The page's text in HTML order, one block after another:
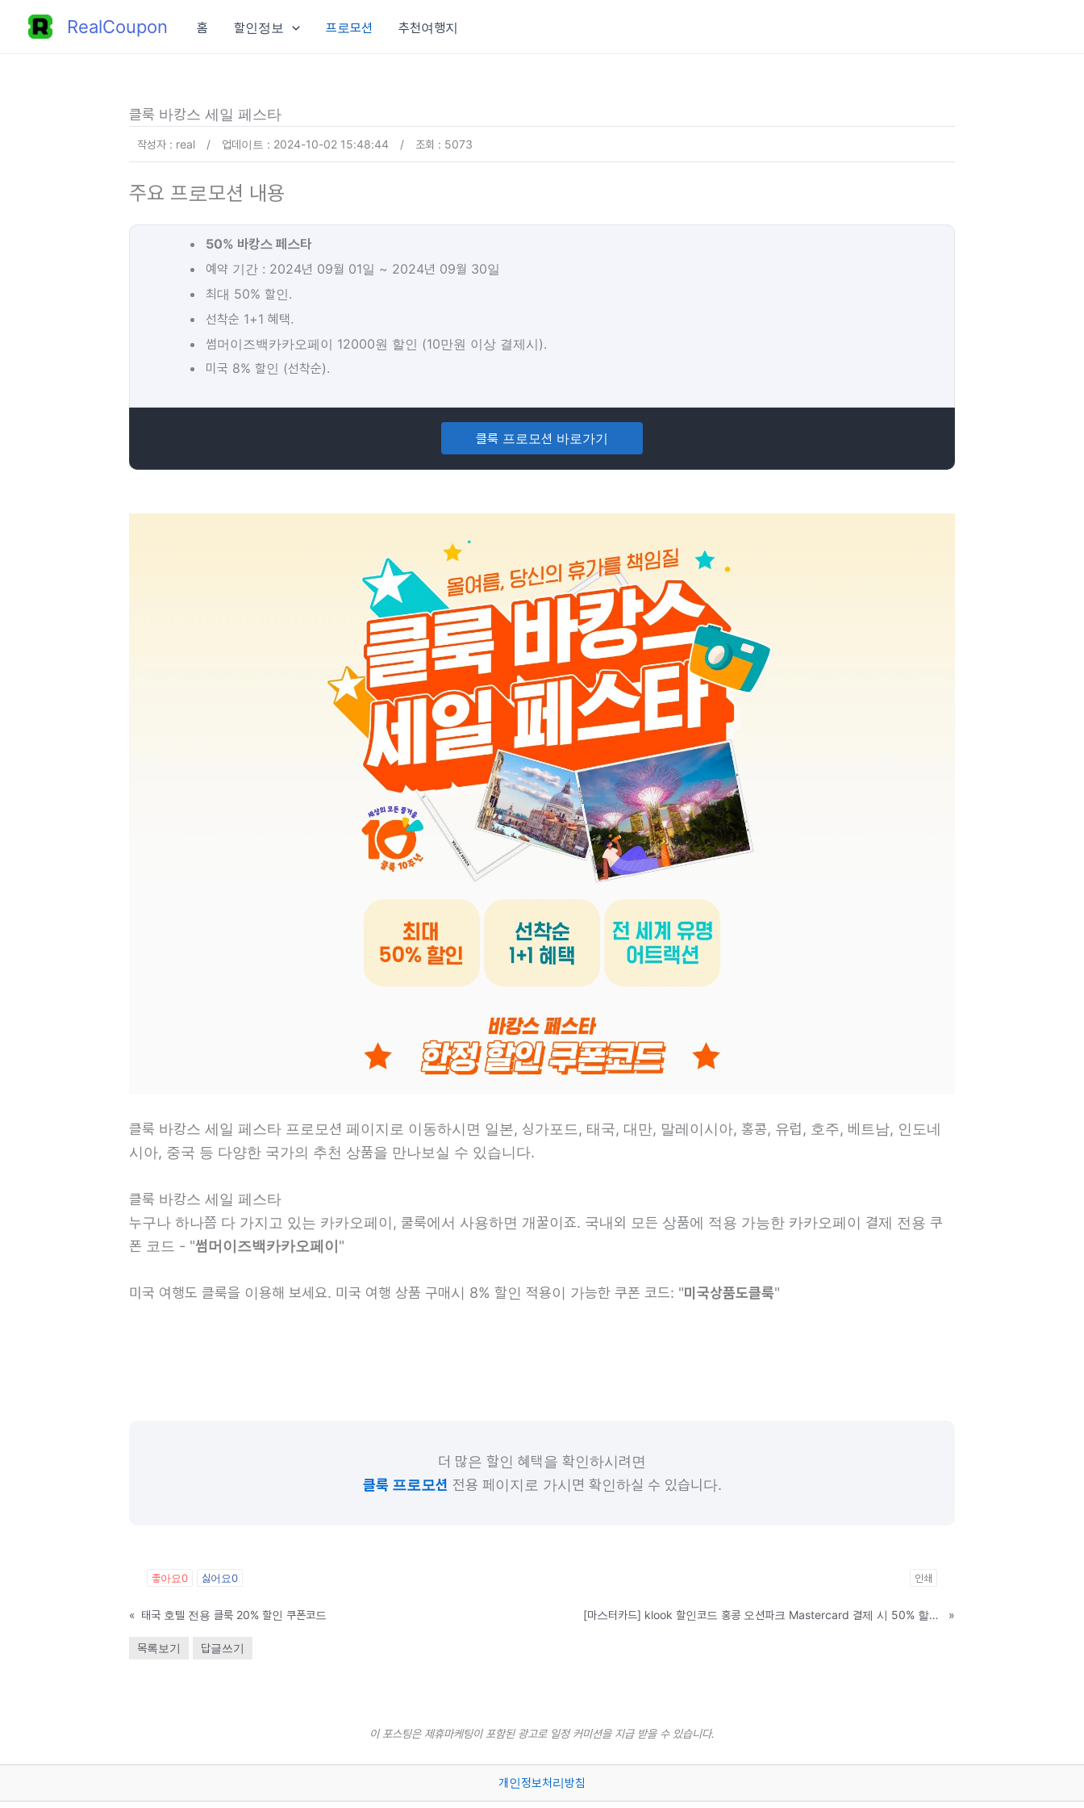
RealCoupon 홈 할인정보 프로모션 추천여행지
클룩 바캉스 세일 페스타
작성자 : real / 업데이트 : 2024-10-02 15:48:44 / 조회 : 5073
주요 프로모션 내용
50% 바캉스 페스타
예약 기간 : 2024년 09월 01일 ~ 2024년 09월 30일
최대 50% 할인.
선착순 1+1 혜택.
썸머이즈백카카오페이 12000원 할인 (10만원 이상 결제시).
미국 8% 할인 (선착순).
클룩 프로모션 바로가기
클룩 바캉스 세일 페스타 프로모션 페이지로 이동하시면 일본, 싱가포드, 태국, 대만, 말레이시아, 홍콩, 유럽, 호주, 베트남, 인도네
시아, 중국 등 다양한 국가의 추천 상품을 만나보실 수 있습니다.
클룩 바캉스 세일 페스타
누구나 하나쯤 다 가지고 있는 카카오페이, 쿨룩에서 사용하면 개꿀이죠. 국내외 모든 상품에 적용 가능한 카카오페이 결제 전용 쿠
폰 코드 - "썸머이즈백카카오페이 "
미국 여행도 클룩을 이용해 보세요. 미국 여행 상품 구매시 8% 할인 적용이 가능한 쿠폰 코드: "미국상품도클룩"
더 많은 할인 혜택을 확인하시려면
클룩 프로모션 전용 페이지로 가시면 확인하실 수 있습니다.
좋아요0 싫어요0 인쇄
« 태국 호텔 전용 클룩 20% 할인 쿠폰코드 [마스터카드] klook 할인코드 홍콩 오션파크 Mastercard 결제 시 50% 할인 쿠폰 »
목록보기 답글쓰기
이 포스팅은 제휴마케팅이 포함된 광고로 일정 커미션을 지급 받을 수 있습니다.
개인정보처리방침